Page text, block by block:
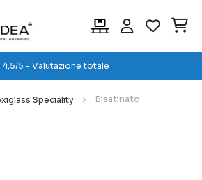
4,5/5 - Valutazione totale
Speciality Bisatinato